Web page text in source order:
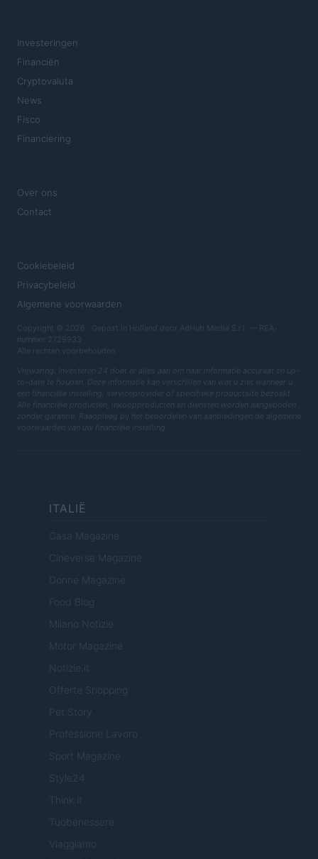
Investeringen
Financiën
Cryptovaluta
News
Fisco
Financiering
Over ons
Contact
Cookiebeleid
Privacybeleid
Algemene voorwaarden
Copyright © 2026 · Gepost in Holland door AdHub Media S.r.l. — REA-
nummer 2729933
Alle rechten voorbehouden
Vrijwaring: Investeren 24 doet er alles aan om haar informatie accuraat en up-
to-date te houden. Deze informatie kan verschillen van wat u ziet wanneer u
een financiële instelling, serviceprovider of specifieke productsite bezoekt.
Alle financiële producten, inkoopproducten en diensten worden aangeboden
zonder garantie. Raadpleeg bij het beoordelen van aanbiedingen de algemene
voorwaarden van uw financiële instelling.
ITALIË
Casa Magazine
Cineverse Magazine
Donne Magazine
Food Blog
Milano Notizie
Motor Magazine
Notizie.it
Offerte Shopping
Pet Story
Professione Lavoro
Sport Magazine
Style24
Think.it
Tuobenessere
Viaggiamo